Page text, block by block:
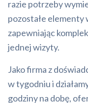
razie potrzeby
pozostałe elementy
zapewniając
jednej wizyty.
Jako firma z
w tygodniu i
godziny na dobę,